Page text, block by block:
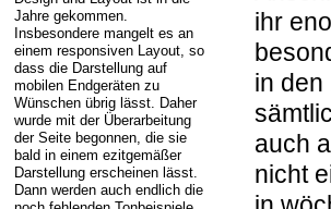
Jahre gekommen.
Insbesondere mangelt es an
einem responsiven Layout, so
dass die Darstellung auf
mobilen Endgeräten zu
Wünschen übrig lässt. Daher
wurde mit der Überarbeitung
der Seite begonnen, die sie
bald in einem ezitgemäßer
Darstellung erscheinen lässt.
Dann werden auch endlich die
ihr
in den
auch
nicht